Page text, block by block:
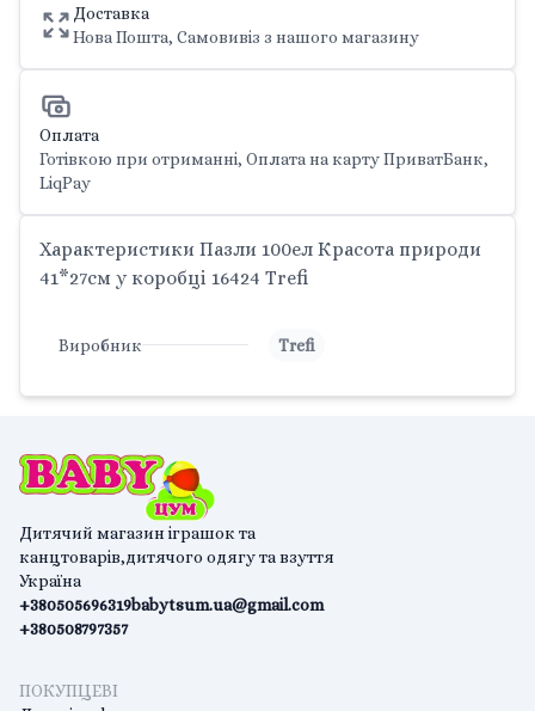
Доставка
Нова Пошта, Самовивіз з нашого магазину
Оплата
Готівкою при отриманні, Оплата на карту ПриватБанк,
LiqPay
Характеристики Пазли 100ел Красота природи
41*27см у коробці 16424 Trefi
Виробник Trefi
Дитячий магазин іграшок та
канцтоварів,дитячого одягу та взуття
Україна
+380505696319
+380508797357
babytsum.ua@gmail.com
ПОКУПЦЕВІ